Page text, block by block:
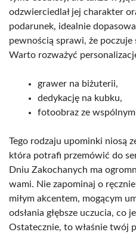
odzwierciedlał jej charakter
podarunek, idealnie
pewnością sprawi, że poczuje
Warto rozważyć
grawer na biżuterii,
dedykację na kubku,
fotoobraz ze
Tego rodzaju upominki niosą
która potrafi przemówić do
Dniu Zakochanych ma
wami. Nie zapominaj o
miłym akcentem, mogącym
odsłania głębsze uczucia, co
Ostatecznie, to właśnie twój